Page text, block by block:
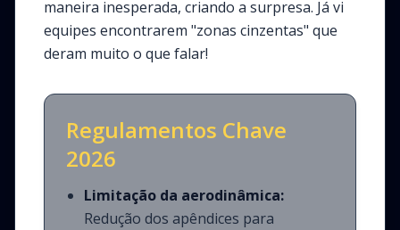
maneira inesperada, criando a surpresa. Já vi
equipes encontrarem "zonas cinzentas" que
deram muito o que falar!
Regulamentos Chave
2026
Limitação da aerodinâmica:
Redução dos apêndices para